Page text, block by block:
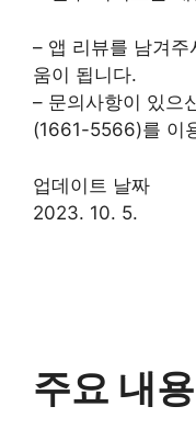
– 앱 리뷰를 남겨
움이 됩니다.
– 문의사항이 있으
(1661-5566)를 이
업데이트 날짜
2023. 10. 5.
주요 내용